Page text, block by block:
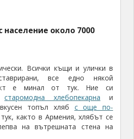
население около 7000
Всички къщи и улички в
все едно някой
е минал от тук. Ние си
старомодна хлебопекарна и
топъл хляб с още по-
както в Армения, хлябът се
на вътрешната стена на